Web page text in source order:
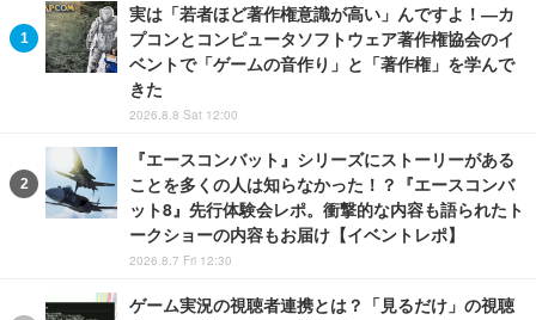
実は「若者ほど著作権意識が高い」んですよ！―カ
プコンとコンピュータソフトウェア著作権協会のイ
ベントで「ゲームの音作り」と「著作権」を学んで
きた
2026.8.8 Sat 12:00
『エースコンバット』シリーズにストーリーがある
ことを多くの人は知らなかった！？『エースコンバ
ット8』先行体験会レポ。衝撃的な内容も語られたト
ークショーの内容もお届け【イベントレポ】
2026.8.7 Fri 12:30
ゲーム実況の視聴者連携とは？「見るだけ」の視聴